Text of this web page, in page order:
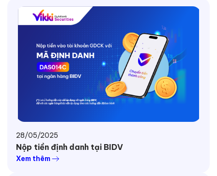
28/05/2025
Nộp tiền định danh tại BIDV
Xem thêm